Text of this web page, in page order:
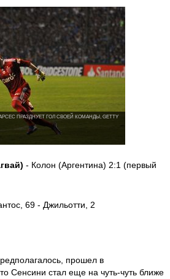
ПРАЗДНУЕТ ГОЛ СВОЕЙ КОМАНДЫ, GETTY
- Колон (Аргентина) 2:1 (первый
69 - Джильотти, 2
прошел в
Сенсини стал еще на чуть-чуть ближе